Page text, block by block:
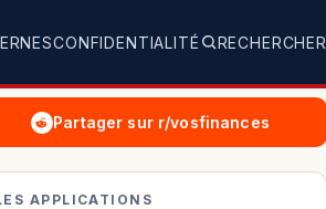
CONFIDENTIALITÉ RECHERCHER
Partager sur r/vosfinances
APPLICATIONS